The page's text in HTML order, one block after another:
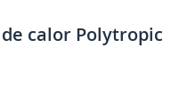
calor Polytropic